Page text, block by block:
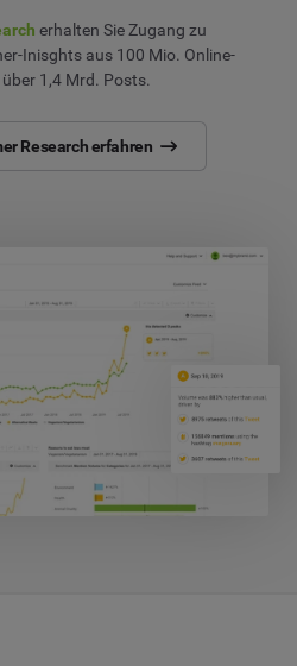
erhalten Sie Zugang zu
Inisghts aus 100 Mio. Online-
1,4 Mrd. Posts.
Research erfahren